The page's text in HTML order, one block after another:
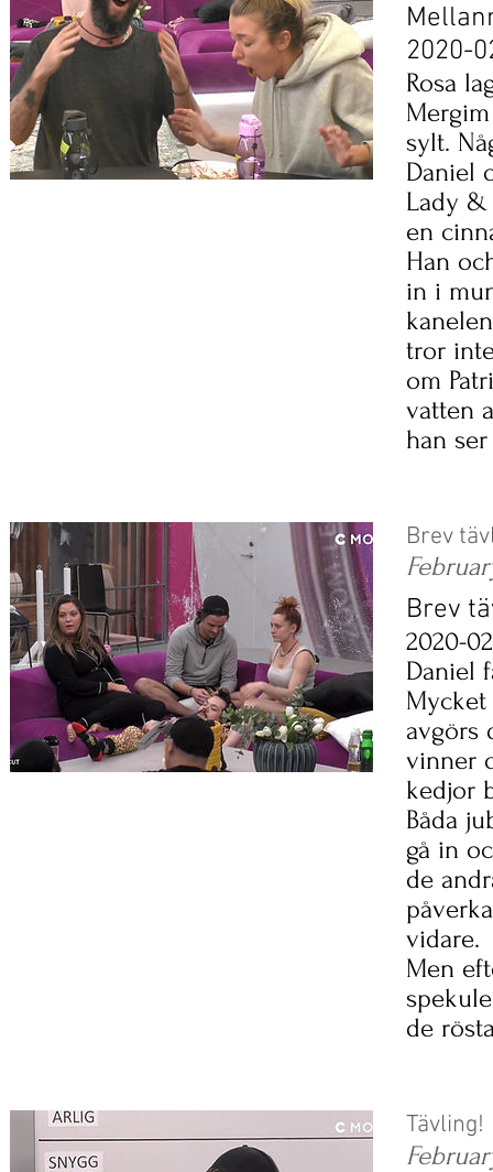
2020-
Rosa
sylt.
Daniel
Lady &
en
Han
in i
tror
om
vatten
han
Brev
Brev
2020-
Daniel
avgörs
vinner
kedjor
Båda
gå in
de
vidare.
Men
de
Tävling!